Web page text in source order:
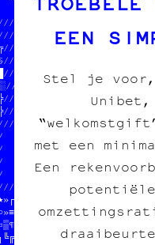
NX0*£O=&0OY8/
≈/♥////
SOUTENIR LE
tout pour l'image
SOUTENIR LE
tout pour l'image
//
DONNE-
TON POGNON  //
STP MERCI   //
EEN
Stel je
met een
Een